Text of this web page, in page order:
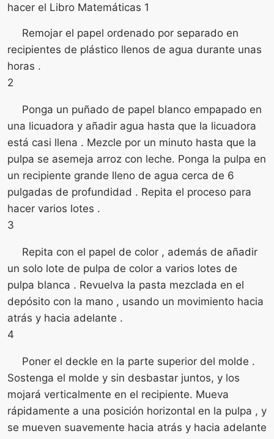
hacer el Libro Matemáticas 1
Remojar el papel ordenado por separado en
recipientes de plástico llenos de agua durante unas
horas .
2
Ponga un puñado de papel blanco empapado en
una licuadora y añadir agua hasta que la licuadora
está casi llena . Mezcle por un minuto hasta que la
pulpa se asemeja arroz con leche. Ponga la pulpa en
un recipiente grande lleno de agua cerca de 6
pulgadas de profundidad . Repita el proceso para
hacer varios lotes .
3
Repita con el papel de color , además de añadir
un solo lote de pulpa de color a varios lotes de
pulpa blanca . Revuelva la pasta mezclada en el
depósito con la mano , usando un movimiento hacia
atrás y hacia adelante .
4
Poner el deckle en la parte superior del molde .
Sostenga el molde y sin desbastar juntos, y los
mojará verticalmente en el recipiente. Mueva
rápidamente a una posición horizontal en la pulpa , y
se mueven suavemente hacia atrás y hacia adelante